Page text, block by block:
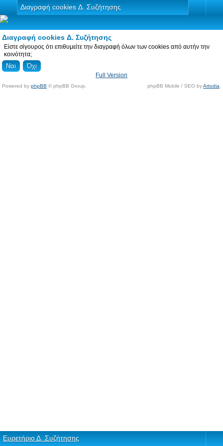
Διαγραφή cookies Δ. Συζήτησης
Διαγραφή cookies Δ. Συζήτησης
Είστε σίγουρος ότι επιθυμείτε την διαγραφή όλων των cookies από αυτήν την
κοινότητα;
Full Version
Powered by phpBB © phpBB Group. phpBB Mobile / SEO byArtodia
Ευρετήριο Δ. Συζήτησης